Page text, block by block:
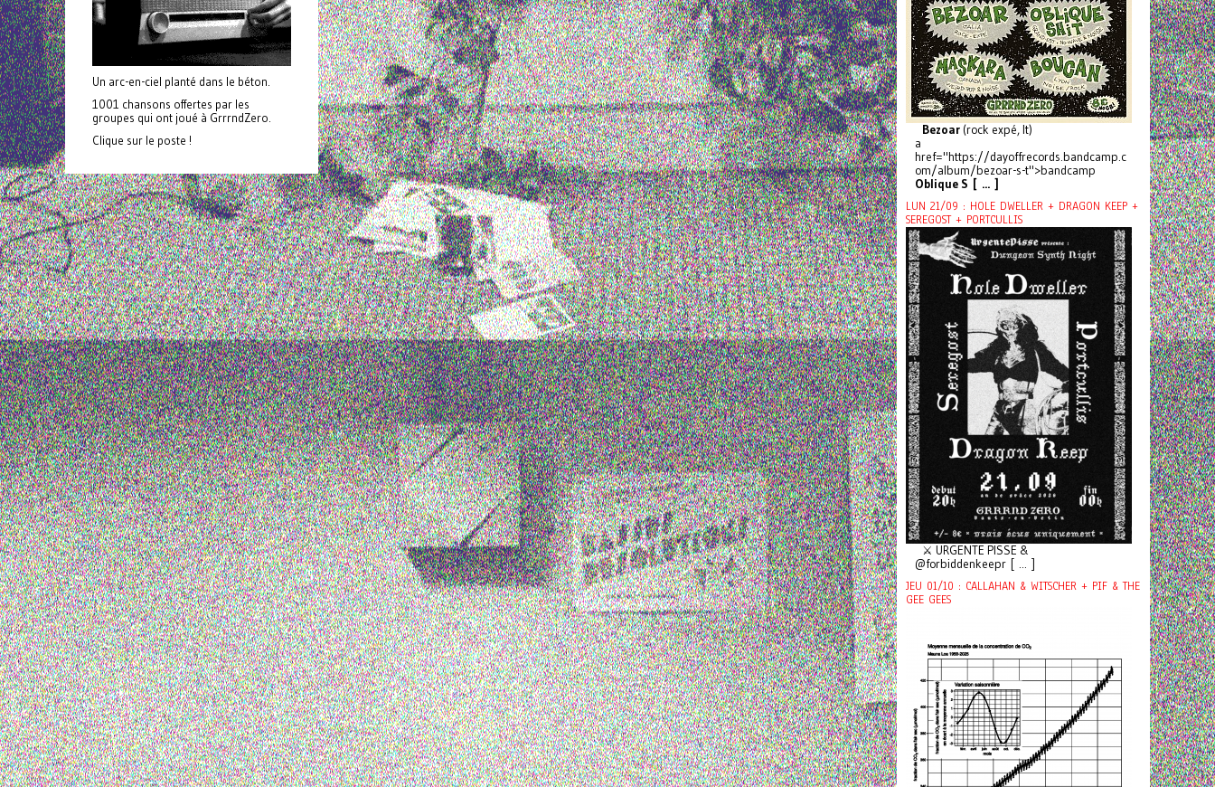
Un arc-en-ciel planté dans le béton.
1001 chansons offertes par les
groupes qui ont joué à GrrrndZero.
Clique sur le poste !
Bezoar (rock expé, It)
a
href="https://dayoffrecords.bandcamp.c
om/album/bezoar-s-t">bandcamp
Oblique S [ ... ]
LUN 21/09 : HOLE DWELLER + DRAGON KEEP +
SEREGOST + PORTCULLIS
⚔️ URGENTE PISSE &
@forbiddenkeepr [ ... ]
JEU 01/10 : CALLAHAN & WITSCHER + PIF & THE
GEE GEES